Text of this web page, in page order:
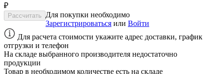
₽
Для покупки необходимо
Зарегистрироваться или Войти
Для расчета стоимости укажите адрес доставки, график
отгрузки и телефон
На складе выбранного производителя недостаточно
продукции
Товар в необходимом количестве есть на складе